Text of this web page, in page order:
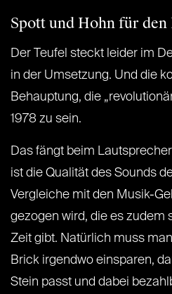
Spott und Hohn für
Der Teufel steckt leider im
in der Umsetzung. Und die
Behauptung, die
1978 zu sein.
Das fängt beim
ist die Qualität des Sounds
Vergleiche mit den Musik-
gezogen wird, die es zudem
Zeit gibt. Natürlich muss man
Brick irgendwo einsparen,
Stein passt und dabei